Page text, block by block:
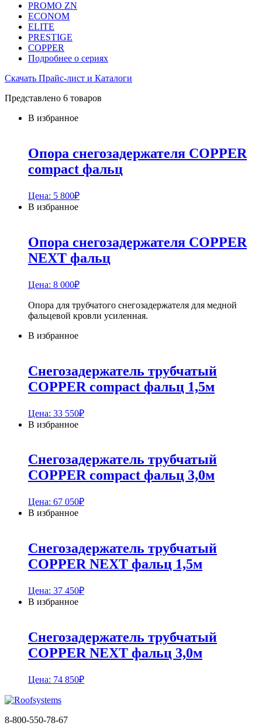
PROMO ZN
ECONOM
ELITE
PRESTIGE
COPPER
Подробнее о сериях
Скачать Прайс-лист и Каталоги
Представлено 6 товаров
В избранное
Опора снегозадержателя COPPER
compact фальц
Цена: 5 800₽
В избранное
Опора снегозадержателя COPPER
NEXT фальц
Цена: 8 000₽
Опора для трубчатого снегозадержателя для медной
фальцевой кровли усиленная.
В избранное
Снегозадержатель трубчатый
COPPER compact фальц 1,5м
Цена: 33 550₽
В избранное
Снегозадержатель трубчатый
COPPER compact фальц 3,0м
Цена: 67 050₽
В избранное
Снегозадержатель трубчатый
COPPER NEXT фальц 1,5м
Цена: 37 450₽
В избранное
Снегозадержатель трубчатый
COPPER NEXT фальц 3,0м
Цена: 74 850₽
8-800-550-78-67